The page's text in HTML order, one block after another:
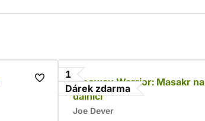
1
Dárek zdarma
Freeway Warrior: Masakr na
dálnici
Joe Dever